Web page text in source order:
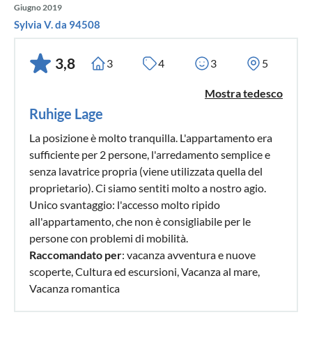
Giugno 2019
Sylvia V. da 94508
3,8 3 4 3 5
Mostra tedesco
Ruhige Lage
La posizione è molto tranquilla. L'appartamento era
sufficiente per 2 persone, l'arredamento semplice e
senza lavatrice propria (viene utilizzata quella del
proprietario). Ci siamo sentiti molto a nostro agio.
Unico svantaggio: l'accesso molto ripido
all'appartamento, che non è consigliabile per le
persone con problemi di mobilità.
Raccomandato per: vacanza avventura e nuove
scoperte, Cultura ed escursioni, Vacanza al mare,
Vacanza romantica